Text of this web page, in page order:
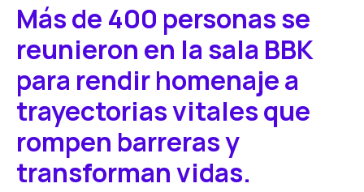
Más de 400 personas se
reunieron en la sala BBK
para rendir homenaje a
trayectorias vitales que
rompen barreras y
transforman vidas.